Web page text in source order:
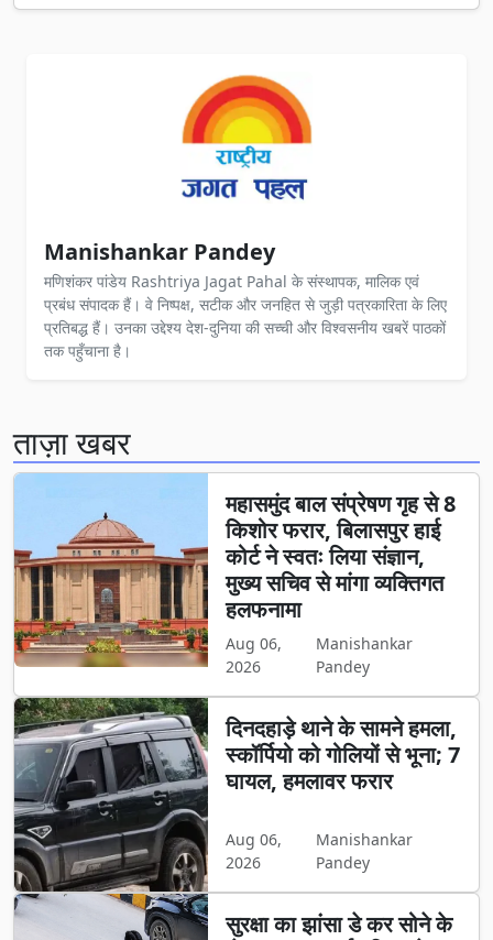
Manishankar Pandey
मणिशंकर पांडेय Rashtriya Jagat Pahal के संस्थापक, मालिक एवं
प्रबंध संपादक हैं। वे निष्पक्ष, सटीक और जनहित से जुड़ी पत्रकारिता के लिए
प्रतिबद्ध हैं। उनका उद्देश्य देश-दुनिया की सच्ची और विश्वसनीय खबरें पाठकों
तक पहुँचाना है।
ताज़ा खबर
महासमुंद बाल संप्रेषण गृह से 8
किशोर फरार, बिलासपुर हाई
कोर्ट ने स्वतः लिया संज्ञान,
मुख्य सचिव से मांगा व्यक्तिगत
हलफनामा
Aug 06,
2026
Manishankar
Pandey
दिनदहाड़े थाने के सामने हमला,
स्कॉर्पियो को गोलियों से भूना; 7
घायल, हमलावर फरार
Aug 06,
2026
Manishankar
Pandey
सुरक्षा का झांसा डे कर सोने के